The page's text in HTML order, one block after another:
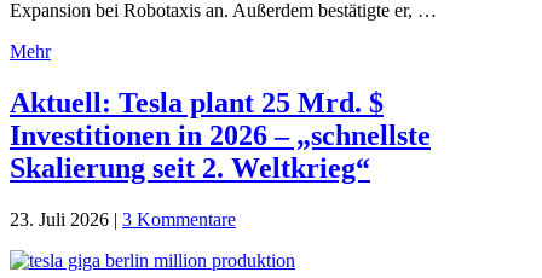
Expansion bei Robotaxis an. Außerdem bestätigte er, …
Mehr
Aktuell: Tesla plant 25 Mrd. $
Investitionen in 2026 – „schnellste
Skalierung seit 2. Weltkrieg“
23. Juli 2026 | 3 Kommentare